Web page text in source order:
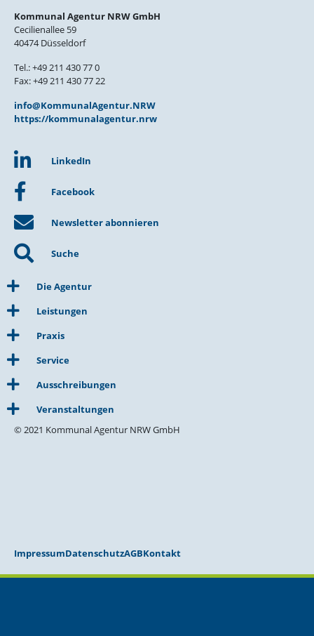
Kommunal Agentur NRW GmbH
Cecilienallee 59
40474 Düsseldorf
Tel.: +49 211 430 77 0
Fax: +49 211 430 77 22
info@KommunalAgentur.NRW
https://kommunalagentur.nrw
LinkedIn
Facebook
Newsletter abonnieren
Suche
Die Agentur
Leistungen
Praxis
Service
Ausschreibungen
Veranstaltungen
© 2021 Kommunal Agentur NRW GmbH
ImpressumDatenschutzAGBKontakt